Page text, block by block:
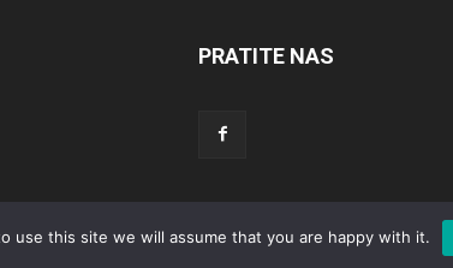
PRATITE NAS
Servis Tuning
use this site we will assume that you are happy with it.